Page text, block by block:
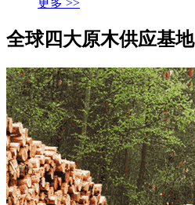
全球四大原木供应基地